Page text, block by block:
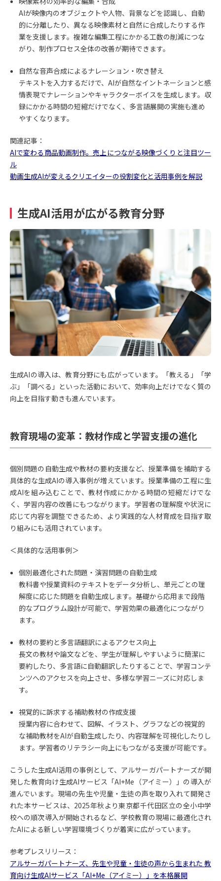
AIが映像内のオブジェクトや人物、背景などを認識し、自動
的に分離したり、異なる映像素材と自然に合成したりする作
業を支援します。複雑な編集工程にかかる工数の削減につな
がり、制作プロセス全体の改善が期待できます。
自然な音声合成によるナレーション・吹き替え
テキストを入力するだけで、AIが自然なイントネーションと感
情表現でナレーションやキャラクターボイスを生成します。収
録にかかる時間の短縮だけでなく、多言語展開の実施も進め
やすくなります。
関連記事：
AIで変わる商品動画制作。売上につながる映像づくりと注目ツー
ル
動画生成AIが変えるクリエイターの役割変化と活用事例を解説
生成AI活用が広がる教育分野
生成AIの導入は、教育分野にも広がっています。「教える」「学
ぶ」「調べる」といった活動において、効率向上だけでなく質の
向上を目指す動きも進んでいます。
教育現場の変革：教材作成と学習支援の進化
個別問題の自動生成や教材の要約支援など、授業準備を補助する
具体的な生成AIの導入事例が増えています。授業準備の工程に生
成AIを組み込むことで、教材作成にかかる時間の短縮だけでな
く、学習内容の改善にもつながります。学習者の理解度や状況に
応じて内容を調整できるため、より実践的な人材育成を目指す取
り組みにも活用されています。
＜具体的な活用事例＞
個別最適化された問題・演習問題の自動生成
教科書や授業資料のテキストをデータ分析し、単元ごとの理
解度に応じた問題を自動生成します。基礎から応用まで段階
的なプログラム設計が可能で、学習効果の最適化につながり
ます。
教材の要約と多言語翻訳によるアクセス向上
長文の教材や論文などを、学生が理解しやすいように簡潔に
要約したり、多言語に自動翻訳したりすることで、学習コンテ
ンツへのアクセスを向上させ、多様な学習ニーズに対応しま
す。
視覚的に訴求する補助教材の作成支援
授業内容に合わせて、図解、イラスト、グラフなどの視覚的
な補助教材をAIが自動生成したり、内容理解を可視化したりし
ます。学習者のリテラシー向上にもつながる支援が可能です。
こうした生成AI活用の事例として、アルサーガパートナーズが開
発した教育向け生成AIサービス「AI+Me（アイミー）」の導入が
進んでいます。現場の先生や児童・生徒の声を取り入れて開発さ
れた本サービスは、2025年秋より東京都千代田区立の全小中学
校への順次導入が開始されるなど、学校教育の現場に最適化され
たAIによる新しい学習環境づくりが着実に広がっています。
参考プレスリリース：
アルサーガパートナーズ、先生や児童・生徒の声から生まれた 教
育向け生成AIサービス「AI+Me（アイミー）」を本格展開